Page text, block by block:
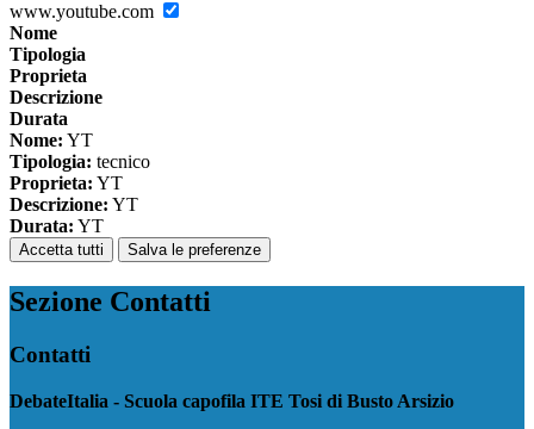
www.youtube.com
Nome
Tipologia
Proprieta
Descrizione
Durata
Nome: YT
Tipologia: tecnico
Proprieta: YT
Descrizione: YT
Durata: YT
Accetta tutti Salva le preferenze
Sezione Contatti
Contatti
DebateItalia - Scuola capofila ITE Tosi di Busto Arsizio